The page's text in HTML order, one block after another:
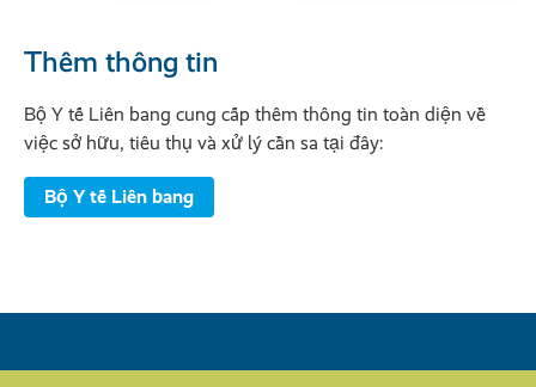
Thêm thông tin
Bộ Y tế Liên bang cung cấp thêm thông tin toàn diện về
việc sở hữu, tiêu thụ và xử lý cần sa tại đây:
Bộ Y tế Liên bang